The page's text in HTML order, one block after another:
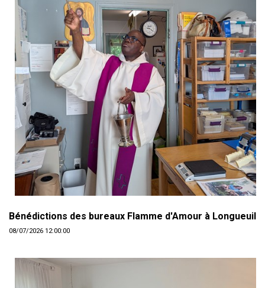
Bénédictions des bureaux Flamme d'Amour à Longueuil
08/07/2026 12:00:00